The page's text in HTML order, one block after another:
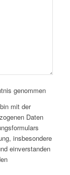
genommen
mit der
Daten
insbesondere
einverstanden